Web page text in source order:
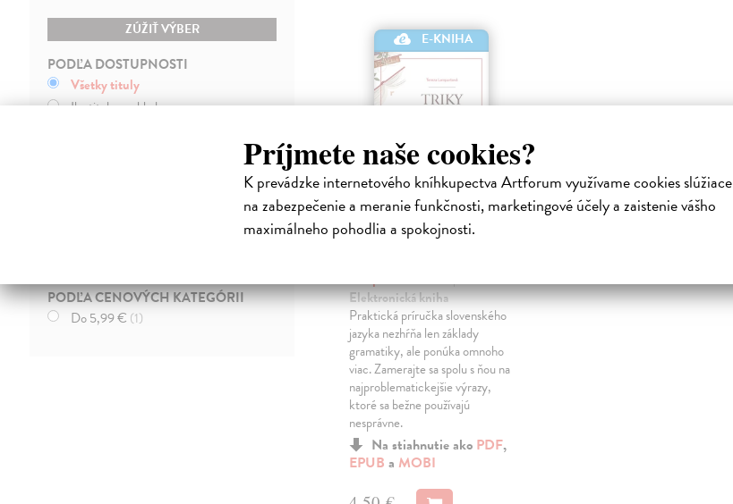
Príjmete naše cookies?
K prevádzke internetového kníhkupectva Artforum využívame cookies slúžiace
na zabezpečenie a meranie funkčnosti, marketingové účely a zaistenie vášho
maximálneho pohodlia a spokojnosti.
ZÚŽIŤ VÝBER
PODĽA DOSTUPNOSTI
Všetky tituly
Iba tituly na sklade
PODĽA CENOVÝCH KATEGÓRII
Do 5,99 € (1)
E-KNIHA
Triky našej
Elektronická kniha
Praktická príručka slovenského
jazyka nezhŕňa len základy
gramatiky, ale ponúka omnoho
viac. Zamerajte sa spolu s ňou na
najproblematickejšie výrazy,
ktoré sa bežne používajú
nesprávne.
Na stiahnutie ako PDF,
EPUB a MOBI